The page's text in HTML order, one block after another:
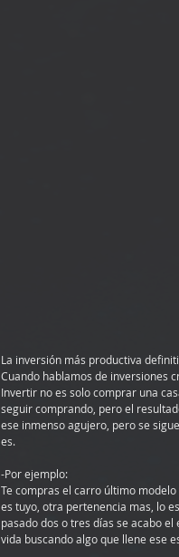
La inversión más productiva
Cuando hablamos de inversiones
Invertir no es solo comprar una
seguir comprando, pero el
ese inmenso agujero, pero se
es.
-Por ejemplo:
Te compras el carro último
es tuyo, otra pertenencia mas, lo
pasado dos o tres días se acabo
vida buscando algo que llene ese